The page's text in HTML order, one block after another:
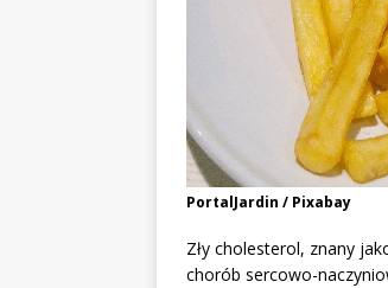
PortalJardin / Pixabay
Zły cholesterol, znany
chorób sercowo-